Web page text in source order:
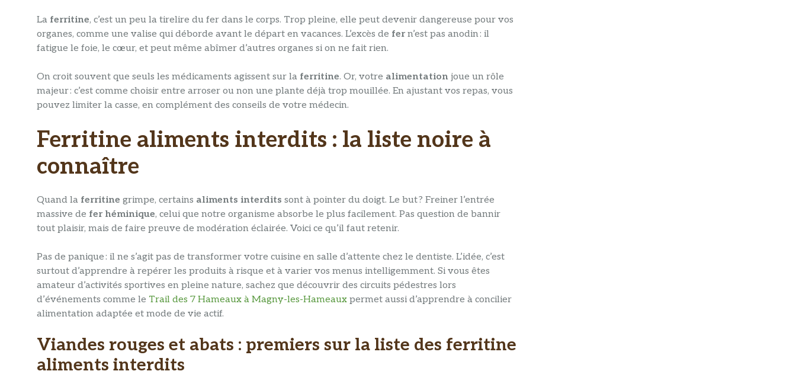
La ferritine, c’est un peu la tirelire du fer dans le corps. Trop pleine, elle peut devenir dangereuse pour vos
organes, comme une valise qui déborde avant le départ en vacances. L’excès de fern’est pas anodin : il
fatigue le foie, le cœur, et peut même abîmer d’autres organes si on ne fait rien.
On croit souvent que seuls les médicaments agissent sur la ferritine. Or, votre alimentation joue un rôle
majeur : c’est comme choisir entre arroser ou non une plante déjà trop mouillée. En ajustant vos repas, vous
pouvez limiter la casse, en complément des conseils de votre médecin.
Ferritine aliments interdits : la liste noire à
connaître
Quand la ferritine grimpe, certains aliments interdits sont à pointer du doigt. Le but ? Freiner l’entrée
massive de fer héminique, celui que notre organisme absorbe le plus facilement. Pas question de bannir
tout plaisir, mais de faire preuve de modération éclairée. Voici ce qu’il faut retenir.
Pas de panique : il ne s’agit pas de transformer votre cuisine en salle d’attente chez le dentiste. L’idée, c’est
surtout d’apprendre à repérer les produits à risque et à varier vos menus intelligemment. Si vous êtes
amateur d’activités sportives en pleine nature, sachez que découvrir des circuits pédestres lors
d’événements comme le Trail des 7 Hameaux à Magny-les-Hameaux permet aussi d’apprendre à concilier
alimentation adaptée et mode de vie actif.
Viandes rouges et abats : premiers sur la liste des ferritine
aliments interdits